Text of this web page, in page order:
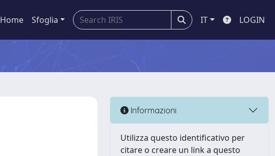
Home Sfoglia IT LOGIN
Informazioni
Utilizza questo identificativo per
citare o creare un link a questo